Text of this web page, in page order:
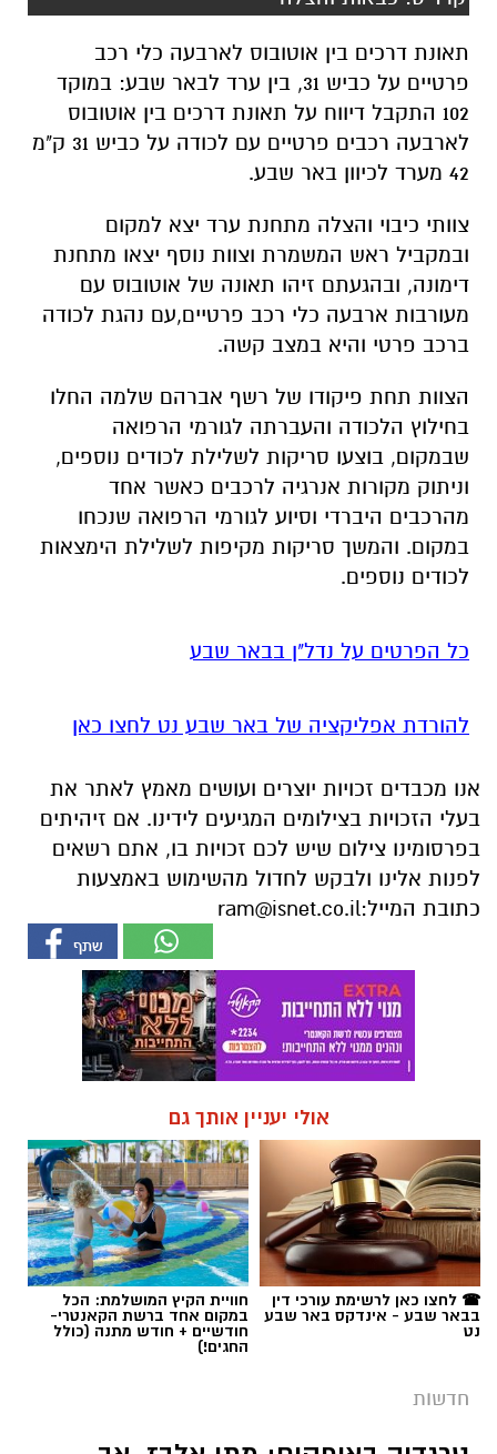
תאונת דרכים בין אוטובוס לארבעה כלי רכב
פרטיים על כביש 31, בין ערד לבאר שבע: במוקד
102 התקבל דיווח על תאונת דרכים בין אוטובוס
לארבעה רכבים פרטיים עם לכודה על כביש 31 ק"מ
42 מערד לכיוון באר שבע.
צוותי כיבוי והצלה מתחנת ערד יצא למקום
ובמקביל ראש המשמרת וצוות נוסף יצאו מתחנת
דימונה, ובהגעתם זיהו תאונה של אוטובוס עם
מעורבות ארבעה כלי רכב פרטיים,עם נהגת לכודה
ברכב פרטי והיא במצב קשה.
הצוות תחת פיקודו של רשף אברהם שלמה החלו
בחילוץ הלכודה והעברתה לגורמי הרפואה
שבמקום, בוצעו סריקות לשלילת לכודים נוספים,
וניתוק מקורות אנרגיה לרכבים כאשר אחד
מהרכבים היברדי וסיוע לגורמי הרפואה שנכחו
במקום. והמשך סריקות מקיפות לשלילת הימצאות
לכודים נוספים.
כל הפרטים על נדל"ן בבאר שבע
להורדת אפליקציה של באר שבע נט לחצו כאן
אנו מכבדים זכויות יוצרים ועושים מאמץ לאתר את
בעלי הזכויות בצילומים המגיעים לידינו. אם זיהיתים
בפרסומינו צילום שיש לכם זכויות בו, אתם רשאים
לפנות אלינו ולבקש לחדול מהשימוש באמצעות
כתובת המייל:ram@isnet.co.il
אולי יעניין אותך גם
☎ לחצו כאן לרשימת עורכי דין
בבאר שבע - אינדקס באר שבע
נט
חוויית הקיץ המושלמת: הכל
במקום אחד ברשת הקאנטרי-
חודשיים + חודש מתנה (כולל
החגים!)
חדשות